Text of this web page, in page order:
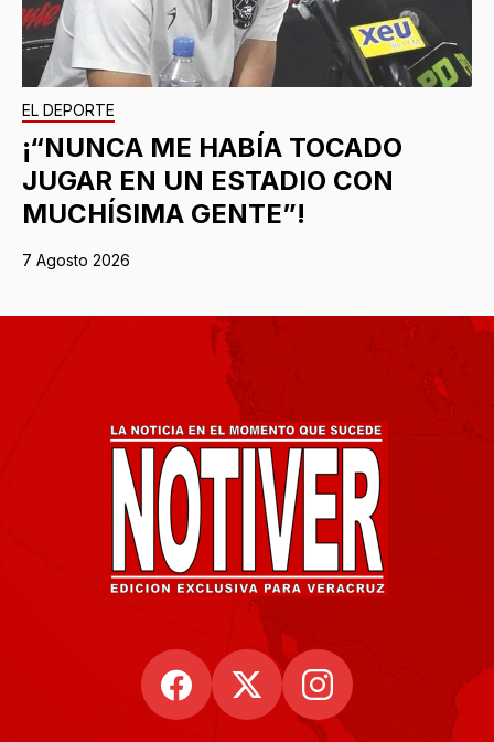
EL DEPORTE
¡“NUNCA ME HABÍA TOCADO
JUGAR EN UN ESTADIO CON
MUCHÍSIMA GENTE”!
7 Agosto 2026